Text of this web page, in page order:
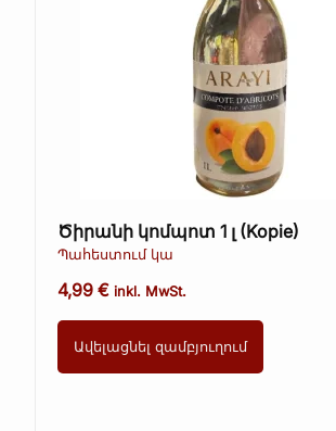
Ծիրանի կոմպոտ 1 լ (Kopie)
Պահեստում կա
4,99€ inkl. MwSt.
Ավելացնել զամբյուղում